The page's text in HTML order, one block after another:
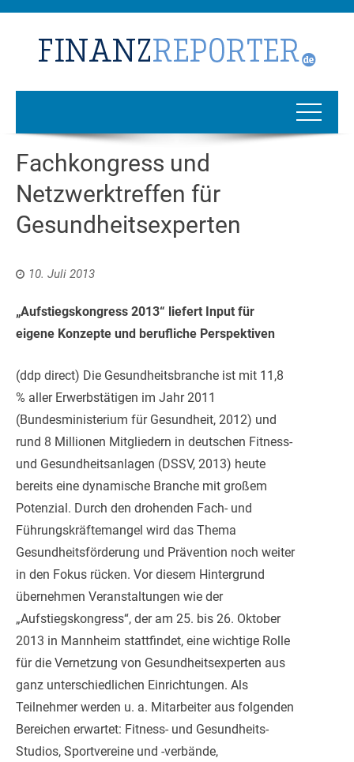
Fachkongress und
Netzwerktreffen für
Gesundheitsexperten
10. Juli 2013
„Aufstiegskongress 2013“ liefert Input für
eigene Konzepte und berufliche Perspektiven
(ddp direct) Die Gesundheitsbranche ist mit 11,8
% aller Erwerbstätigen im Jahr 2011
(Bundesministerium für Gesundheit, 2012) und
rund 8 Millionen Mitgliedern in deutschen Fitness-
und Gesundheitsanlagen (DSSV, 2013) heute
bereits eine dynamische Branche mit großem
Potenzial. Durch den drohenden Fach- und
Führungskräftemangel wird das Thema
Gesundheitsförderung und Prävention noch weiter
in den Fokus rücken. Vor diesem Hintergrund
übernehmen Veranstaltungen wie der
„Aufstiegskongress“, der am 25. bis 26. Oktober
2013 in Mannheim stattfindet, eine wichtige Rolle
für die Vernetzung von Gesundheitsexperten aus
ganz unterschiedlichen Einrichtungen. Als
Teilnehmer werden u. a. Mitarbeiter aus folgenden
Bereichen erwartet: Fitness- und Gesundheits-
Studios, Sportvereine und -verbände,